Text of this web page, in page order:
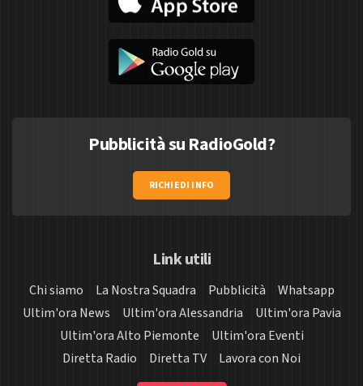
Pubblicità su RadioGold?
RICHIEDI INFO
Link utili
Chi siamo La Nostra Squadra Pubblicità
Whatsapp
Ultim'ora News
Ultim'ora Alessandria
Ultim'ora Pavia
Ultim'ora Alto Piemonte
Ultim'ora Eventi
Diretta Radio
Diretta TV Lavora con Noi